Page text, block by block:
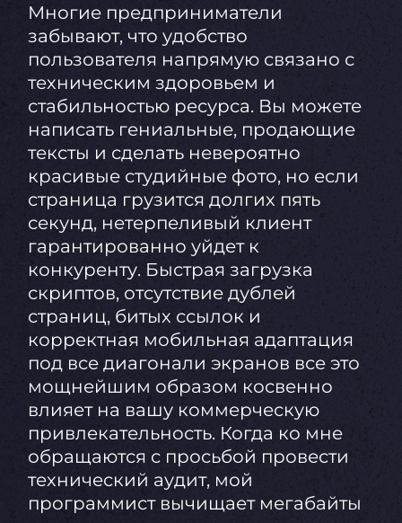
Многие предприниматели
забывают, что удобство
пользователя напрямую связано с
техническим здоровьем и
стабильностью ресурса. Вы можете
написать гениальные, продающие
тексты и сделать невероятно
красивые студийные фото, но если
страница грузится долгих пять
секунд, нетерпеливый клиент
гарантированно уйдет к
конкуренту. Быстрая загрузка
скриптов, отсутствие дублей
страниц, битых ссылок и
корректная мобильная адаптация
под все диагонали экранов все это
мощнейшим образом косвенно
влияет на вашу коммерческую
привлекательность. Когда ко мне
обращаются с просьбой провести
технический аудит, мой
программист вычищает мегабайты